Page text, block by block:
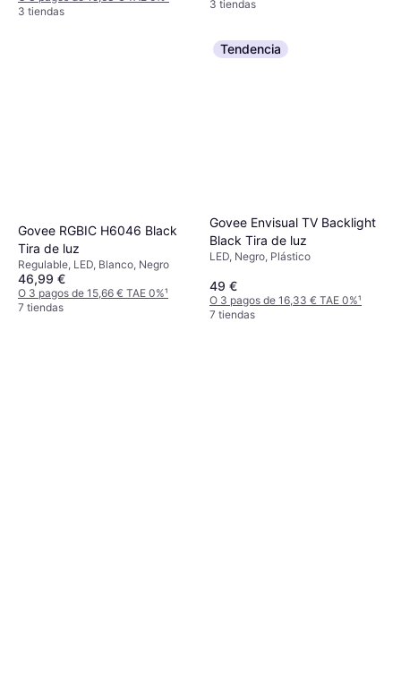
3 tiendas
3 tiendas
Govee RGBIC H6046 Black
Tira de luz
Regulable, LED, Blanco, Negro
46,99 €
O 3 pagos de 15,66 € TAE 0%¹
7 tiendas
Tendencia
Govee Envisual TV Backlight
Black Tira de luz
LED, Negro, Plástico
49 €
O 3 pagos de 16,33 € TAE 0%¹
7 tiendas